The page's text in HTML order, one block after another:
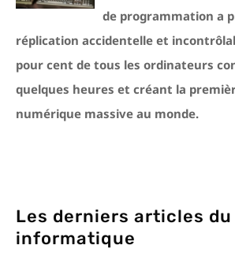
de programmation a
réplication accidentelle et
pour cent de tous les ordinateurs
quelques heures et créant la
numérique massive au monde.
Les derniers articles du
informatique